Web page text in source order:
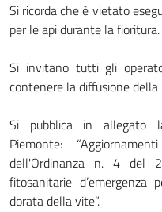
Si ricorda che è vietato
per le api durante la fioritura.
Si invitano tutti gli
contenere la diffusione
Si pubblica in allegato
Piemonte:
dell'Ordinanza n. 4 del
fitosanitarie
dorata della vite”.